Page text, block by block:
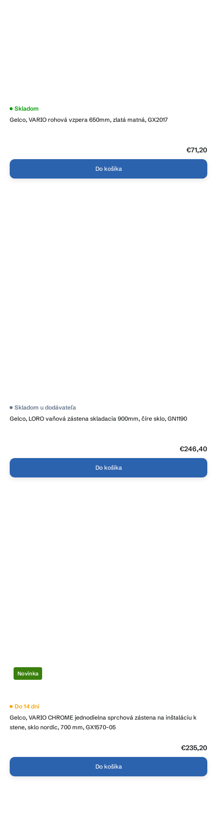
Gelco, VARIO rohová vzpera 650mm, zlatá matná, GX2017
Skladom
€71,20
Do košíka
Gelco, LORO vaňová zástena skladacia 900mm, číre sklo, GN1190
Skladom u dodávateľa
€246,40
Do košíka
Novinka
Gelco, VARIO CHROME jednodielna sprchová zástena na inštaláciu k
stene, sklo nordic, 700 mm, GX1570-05
Do 14 dní
€235,20
Do košíka